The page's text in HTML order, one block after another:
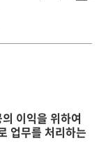
이익을 위하여
업무를 처리하는